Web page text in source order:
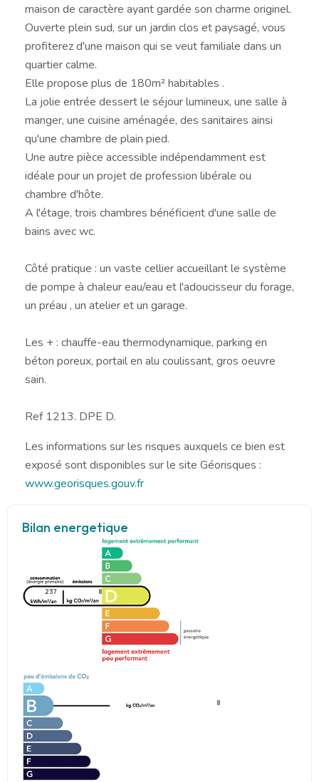
maison de caractère ayant gardée son charme originel.
Ouverte plein sud, sur un jardin clos et paysagé, vous
profiterez d'une maison qui se veut familiale dans un
quartier calme.
Elle propose plus de 180m² habitables .
La jolie entrée dessert le séjour lumineux, une salle à
manger, une cuisine aménagée, des sanitaires ainsi
qu'une chambre de plain pied.
Une autre pièce accessible indépendamment est
idéale pour un projet de profession libérale ou
chambre d'hôte.
A l'étage, trois chambres bénéficient d'une salle de
bains avec wc.
Côté pratique : un vaste cellier accueillant le système
de pompe à chaleur eau/eau et l'adoucisseur du forage,
un préau , un atelier et un garage.
Les + : chauffe-eau thermodynamique, parking en
béton poreux, portail en alu coulissant, gros oeuvre
sain.
Ref 1213. DPE D.
Les informations sur les risques auxquels ce bien est
exposé sont disponibles sur le site Géorisques :
www.georisques.gouv.fr
Bilan energetique
237 8
8